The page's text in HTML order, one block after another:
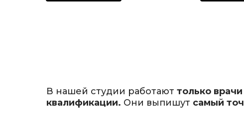
В нашей студии работают только
квалификации. Они выпишут самый